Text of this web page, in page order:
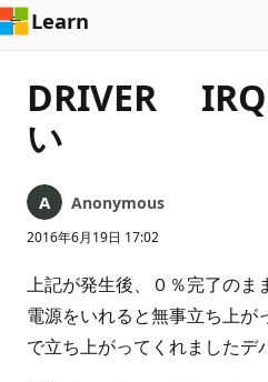
ツ
に
ス
キ
ッ
Learn
DRIVER
い
Anonymous
2016年6月19日 17:02
上記が発生後、０％完了のま
電源をいれると無事立ち上
で立ち上がってくれましたデ